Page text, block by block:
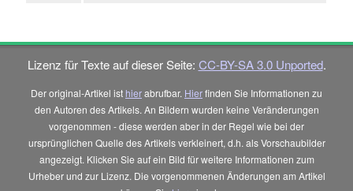
Lizenz für Texte auf dieser Seite: CC-BY-SA 3.0 Unported.
Der original-Artikel ist hierabrufbar. Hierfinden Sie Informationen zu
den Autoren des Artikels. An Bildern wurden keine Veränderungen
vorgenommen - diese werden aber in der Regel wie bei der
ursprünglichen Quelle des Artikels verkleinert, d.h. als Vorschaubilder
angezeigt. Klicken Sie auf ein Bild für weitere Informationen zum
Urheber und zur Lizenz. Die vorgenommenen Änderungen am Artikel